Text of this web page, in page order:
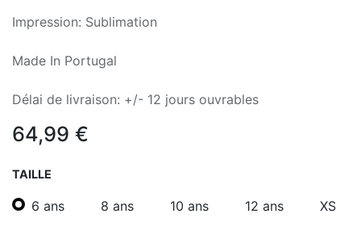
Impression: Sublimation
Made In Portugal
Délai de livraison: +/- 12 jours ouvrables
64,99 €
TAILLE
6 ans 8 ans 10 ans 12 ans XS